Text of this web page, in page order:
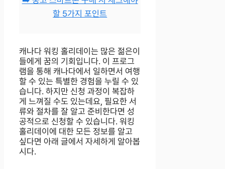
할 5가지 포인트
캐나다 워킹 홀리데이는 많은 젊은이
들에게 꿈의 기회입니다. 이 프로그
램을 통해 캐나다에서 일하면서 여행
할 수 있는 특별한 경험을 누릴 수 있
습니다. 하지만 신청 과정이 복잡하
게 느껴질 수도 있는데요, 필요한 서
류와 절차를 잘 알고 준비한다면 성
공적으로 신청할 수 있습니다. 워킹
홀리데이에 대한 모든 정보를 알고
싶다면 아래 글에서 자세하게 알아봅
시다.